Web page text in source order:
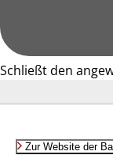
Schließt den
Zur Website der